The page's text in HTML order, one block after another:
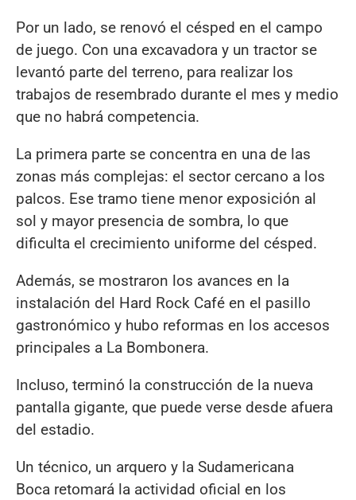
Por un lado, se renovó el césped en el campo
de juego. Con una excavadora y un tractor se
levantó parte del terreno, para realizar los
trabajos de resembrado durante el mes y medio
que no habrá competencia.
La primera parte se concentra en una de las
zonas más complejas: el sector cercano a los
palcos. Ese tramo tiene menor exposición al
sol y mayor presencia de sombra, lo que
dificulta el crecimiento uniforme del césped.
Además, se mostraron los avances en la
instalación del Hard Rock Café en el pasillo
gastronómico y hubo reformas en los accesos
principales a La Bombonera.
Incluso, terminó la construcción de la nueva
pantalla gigante, que puede verse desde afuera
del estadio.
Un técnico, un arquero y la Sudamericana
Boca retomará la actividad oficial en los